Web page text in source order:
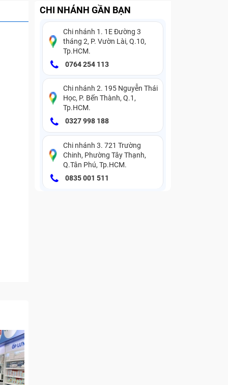
CHI NHÁNH GẦN BẠN
Chi nhánh 1. 1E Đường 3
tháng 2, P. Vườn Lài, Q.10,
Tp.HCM.
0764 254 113
Chi nhánh 2. 195 Nguyễn Thái
Học, P. Bến Thành, Q.1,
Tp.HCM.
0327 998 188
Chi nhánh 3. 721 Trường
Chinh, Phường Tây Thạnh,
Q.Tân Phú, Tp.HCM.
0835 001 511